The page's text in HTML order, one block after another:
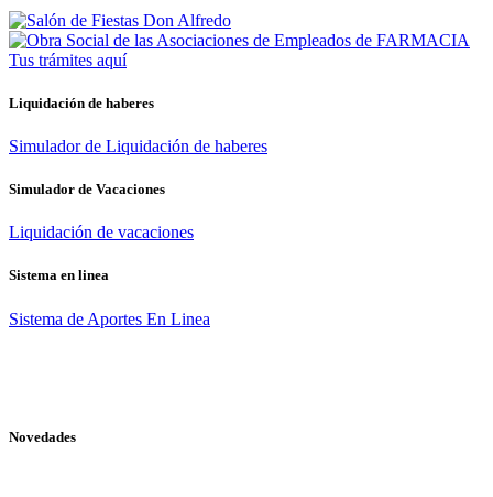
Tus trámites aquí
Liquidación de haberes
Simulador de Liquidación de haberes
Simulador de Vacaciones
Liquidación de vacaciones
Sistema en linea
Sistema de Aportes En Linea
Novedades